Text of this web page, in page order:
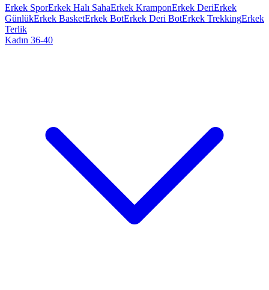
Erkek SporErkek Halı SahaErkek KramponErkek DeriErkek
GünlükErkek BasketErkek BotErkek Deri BotErkek TrekkingErkek
Terlik
Kadın 36-40